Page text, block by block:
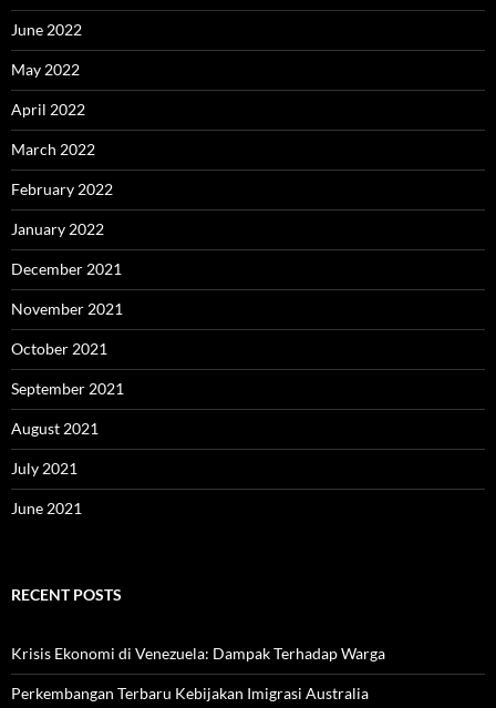
June 2022
May 2022
April 2022
March 2022
February 2022
January 2022
December 2021
November 2021
October 2021
September 2021
August 2021
July 2021
June 2021
RECENT POSTS
Krisis Ekonomi di Venezuela: Dampak Terhadap Warga
Perkembangan Terbaru Kebijakan Imigrasi Australia